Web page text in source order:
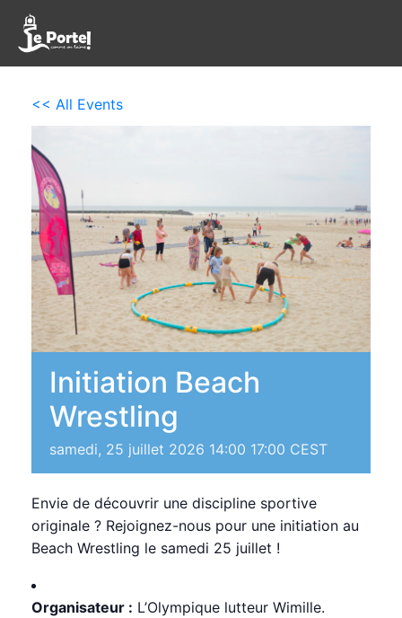
<< All Events
Initiation Beach
Wrestling
samedi, 25 juillet 2026 14:00 17:00 CEST
Envie de découvrir une discipline sportive
originale ? Rejoignez-nous pour une initiation au
Beach Wrestling le samedi 25 juillet !
Organisateur : L’Olympique lutteur Wimille.